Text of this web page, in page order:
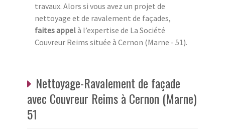
travaux. Alors si vous avez un projet de
nettoyage et de ravalement de façades,
faites appelà l’expertise de La Société
Couvreur Reims située à Cernon (Marne - 51).
Nettoyage-Ravalement de façade
avec Couvreur Reims à Cernon (Marne)
51